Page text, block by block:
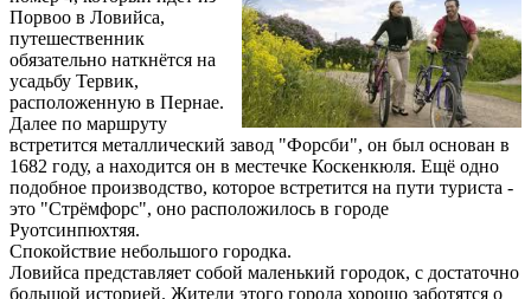
Порвоо в Ловийса,
путешественник
обязательно наткнётся на
усадьбу Тервик,
расположенную в Пернае.
Далее по маршруту
встретится металлический завод "Форсби", он был основан в
1682 году, а находится он в местечке Коскенкюля. Ещё одно
подобное производство, которое встретится на пути туриста -
это "Стрёмфорс", оно расположилось в городе
Руотсинпюхтяя.
Спокойствие небольшого городка.
Ловийса представляет собой маленький городок, с достаточно
большой историей. Жители этого города хорошо заботятся о